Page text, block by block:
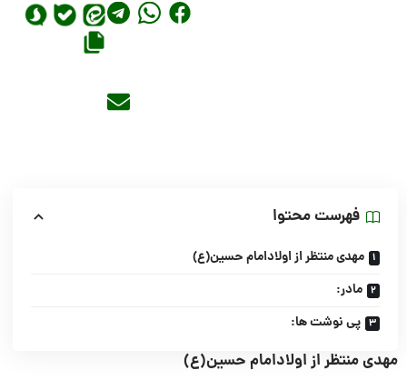
فهرست محتوا
مهدی منتظر از اولادامام حسین(ع)
مادر:
پی نوشت ها:
مهدی منتظر از اولادامام حسین(ع)